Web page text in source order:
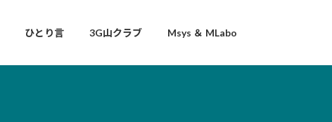
ひとり言 3G山クラブ Msys ＆ MLabo